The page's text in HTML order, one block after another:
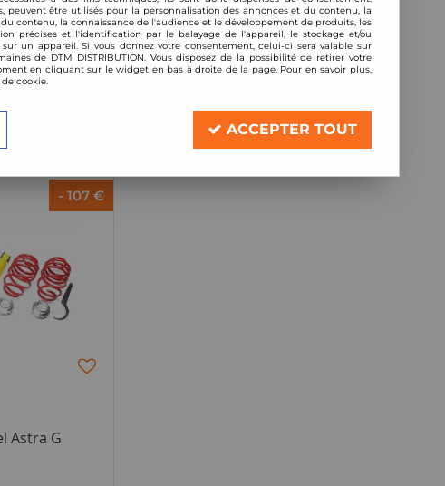
1 article sur 1
- 107 €
Astra G
peuvent être utilisés pour la personnalisation des annonces et du contenu, la
contenu, la connaissance de l'audience et le développement de produits, les
précises et l'identification par le balayage de l'appareil, le stockage et/ou
un appareil. Si vous donnez votre consentement, celui-ci sera valable sur
de DTM DISTRIBUTION. Vous disposez de la possibilité de retirer votre
en cliquant sur le widget en bas à droite de la page. Pour en savoir plus,
cookie.
ACCEPTER TOUT